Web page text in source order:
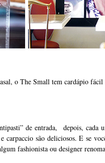
o The Small tem cardápio
de entrada, depois, cada
carpaccio são deliciosos. E se
fashionista ou designer